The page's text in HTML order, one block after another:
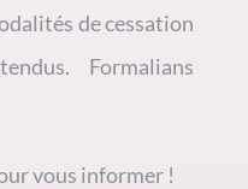
de cessation
Formalians
vous informer !